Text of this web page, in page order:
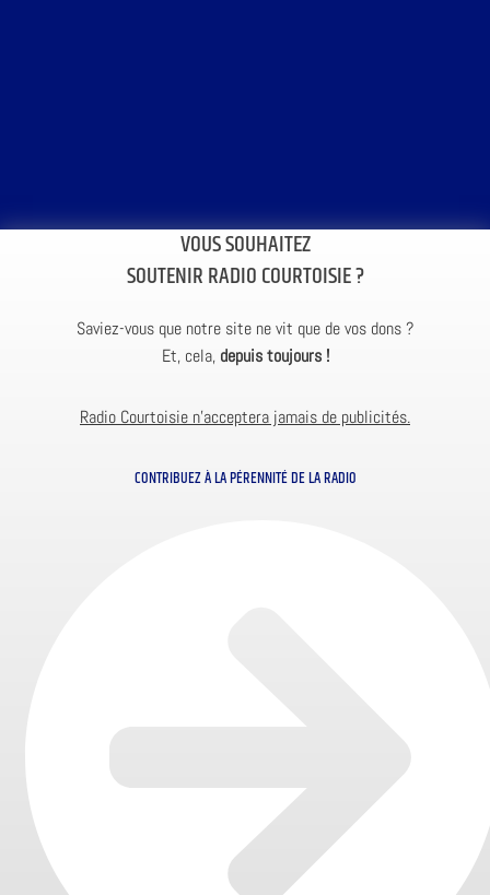
VOUS SOUHAITEZ
SOUTENIR RADIO COURTOISIE ?
Saviez-vous que notre site ne vit que de vos dons ?
Et, cela, depuis toujours !
Radio Courtoisie n’acceptera jamais de publicités.
CONTRIBUEZ À LA PÉRENNITÉ DE LA RADIO